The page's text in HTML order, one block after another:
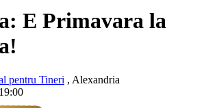
E Primavara la
pentru Tineri , Alexandria